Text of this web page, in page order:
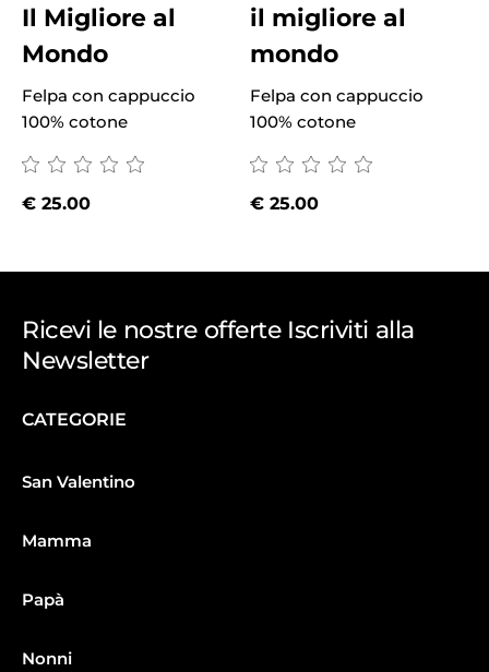
Il Migliore al
Mondo
Felpa con cappuccio
100% cotone
€25.00
il migliore al
mondo
Felpa con cappuccio
100% cotone
€ 25.00
Ricevi le nostre offerte Iscriviti alla
Newsletter
CATEGORIE
San Valentino
Mamma
Papà
Nonni